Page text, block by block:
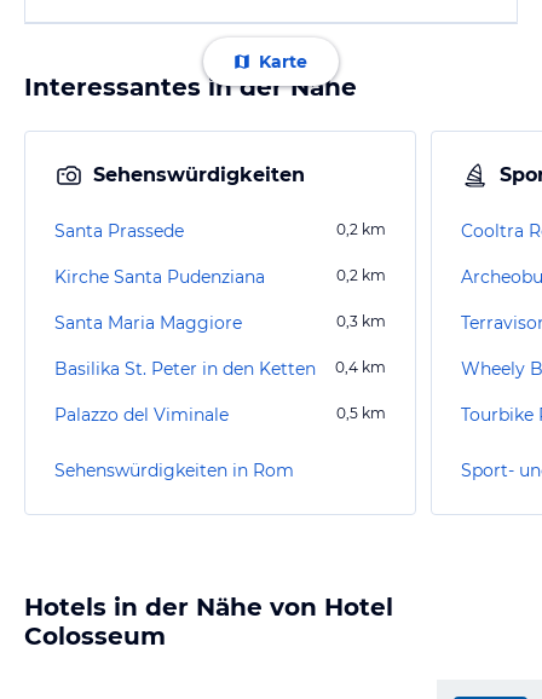
Karte
Interessantes in der Nähe
Sehenswürdigkeiten
Santa Prassede 0,2 km
Kirche Santa Pudenziana 0,2 km
Santa Maria Maggiore 0,3 km
Basilika St. Peter in den Ketten 0,4 km
Palazzo del Viminale 0,5 km
Sehenswürdigkeiten in Rom
Cooltra
Wheely
Tourbike
Sport-
Hotels in der Nähe von Hotel
Colosseum